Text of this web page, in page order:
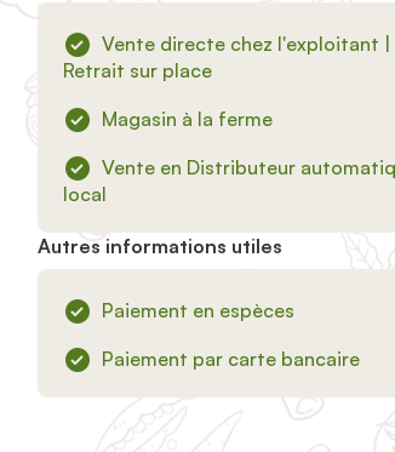
Vente directe chez l'exploitant |
Retrait sur place
Magasin à la ferme
Vente en Distributeur
local
Autres informations utiles
Paiement en espèces
Paiement par carte bancaire